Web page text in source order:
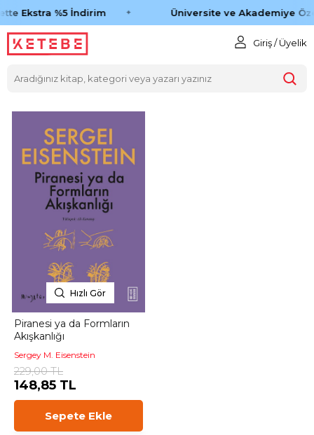
Ekstra %5 İndirim Üniversite ve Akademiye
Giriş / Üyelik
Hızlı Gör
Piranesi ya da Formların
Akışkanlığı
Sergey M. Eisenstein
229,00 TL
148,85 TL
Sepete Ekle